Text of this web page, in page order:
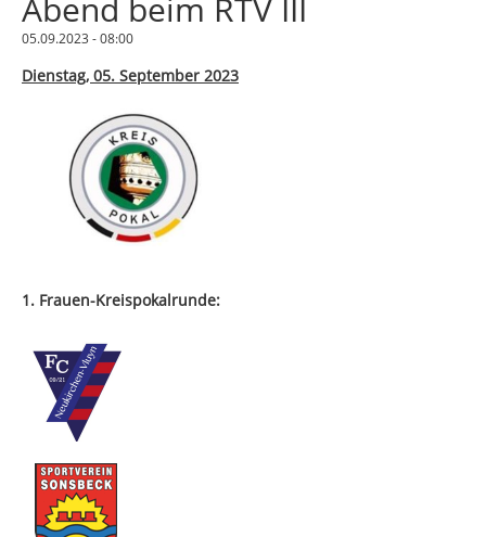
Abend beim RTV III
05.09.2023 - 08:00
Dienstag, 05. September 2023
1. Frauen-Kreispokalrunde: